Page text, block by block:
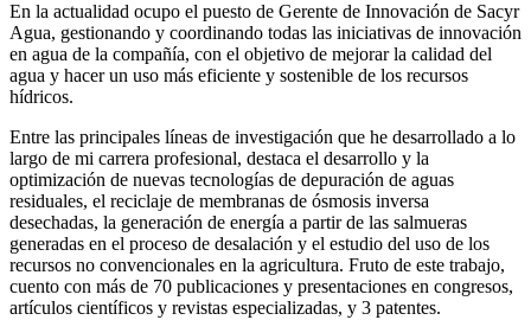
En la actualidad ocupo el puesto de Gerente de Innovación de Sacyr
Agua, gestionando y coordinando todas las iniciativas de innovación
en agua de la compañía, con el objetivo de mejorar la calidad del
agua y hacer un uso más eficiente y sostenible de los recursos
hídricos.
Entre las principales líneas de investigación que he desarrollado a lo
largo de mi carrera profesional, destaca el desarrollo y la
optimización de nuevas tecnologías de depuración de aguas
residuales, el reciclaje de membranas de ósmosis inversa
desechadas, la generación de energía a partir de las salmueras
generadas en el proceso de desalación y el estudio del uso de los
recursos no convencionales en la agricultura. Fruto de este trabajo,
cuento con más de 70 publicaciones y presentaciones en congresos,
artículos científicos y revistas especializadas, y 3 patentes.